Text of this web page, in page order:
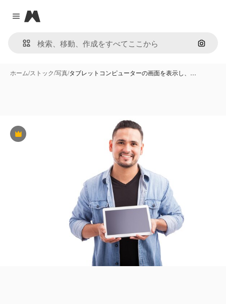
Close menu
Magnific
画像で
ホーム/ストック/写真/タブレットコンピューターの画面を表示し、…
Premium